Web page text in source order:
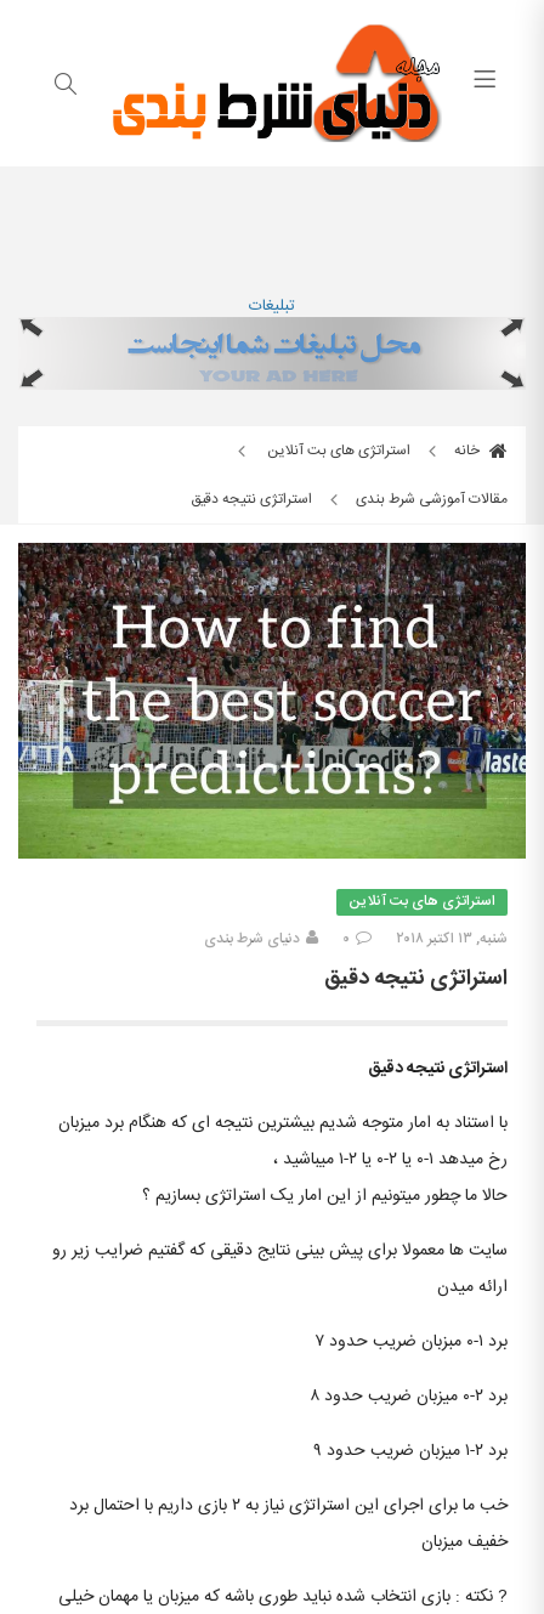
تبلیغات
خانه
استراتژی های بت آنلاین
مقالات آموزشی شرط بندی
استراتژی نتیجه دقیق
استراتژی های بت آنلاین
شنبه, ۱۳ اکتبر ۲۰۱۸
۰ دنیای شرط بندی
استراتژی نتیجه دقیق
استراتژی نتیجه دقیق
با استناد به امار متوجه شدیم بیشترین نتیجه ای که هنگام برد میزبان
رخ میدهد ۱-۰ یا ۲-۰ یا ۲-۱ میباشید ،
حالا ما چطور میتونیم از این امار یک استراتژی بسازیم ؟
سایت ها معمولا برای پیش بینی نتایج دقیقی که گفتیم ضرایب زیر رو
ارائه میدن
برد ۱-۰ مبزبان ضریب حدود ۷
برد ۲-۰ میزبان ضریب حدود ۸
برد ۲-۱ میزبان ضریب حدود ۹
خب ما برای اجرای این استراتژی نیاز به ۲ بازی داریم با احتمال برد
خفیف میزبان
? نکته : بازی انتخاب شده نباید طوری باشه که میزبان یا مهمان خیلی